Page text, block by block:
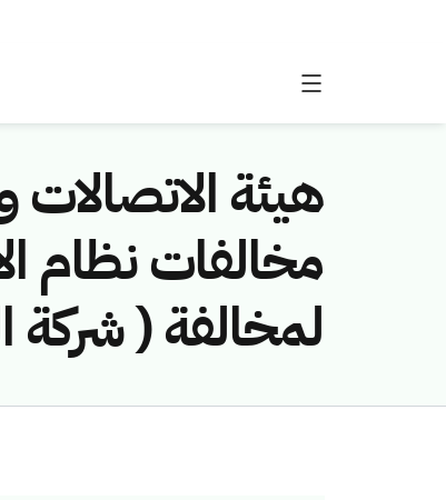
هيئة الاتصالات
لمخالفة ( شركة